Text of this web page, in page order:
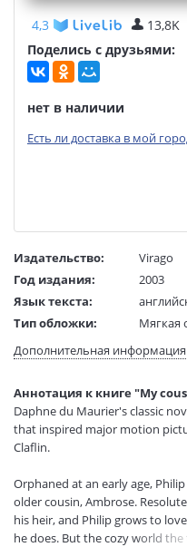
4,3 13,8K
Поделись с друзьями:
нет в наличии
Есть ли доставка в мой
Издательство:
Virago
Год издания:
2003
Язык текста:
Тип обложки:
Мягкая
Размеры в мм
(ДхШхВ):
Страниц:
352
Код товара:
Артикул:
В продаже с:
Дополнительная информация
Аннотация к книге "My
Daphne du Maurier's classic
that inspired major motion
Claflin.
Orphaned at an early age,
older cousin, Ambrose.
his heir, and Philip grows to
he does. But the cozy world